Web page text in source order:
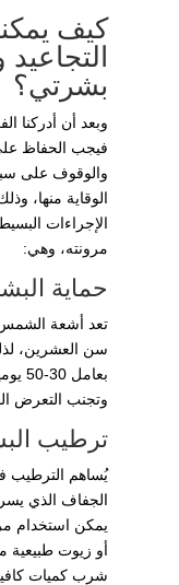
كيف
بشرتي؟
وبعد أن أدركنا
فيجب الحفاظ
والوقوف على
الوقاية منها،
الإجراءات
مرونته، وهي:
حماية
تعد أشعة
سن العشرين،
وتجنب التعرض المباشر
ترطيب
يُساهم الترطيب
الجفاف الذي
يمكن استخدام
أو زيوت طبيعية
شرب كميات